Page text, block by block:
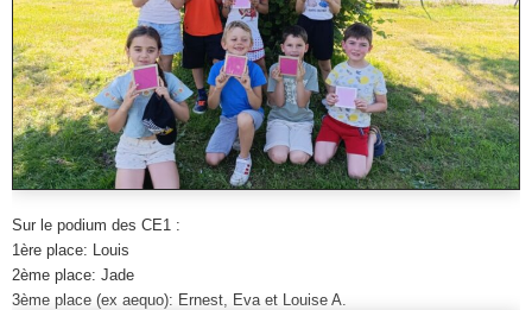
Sur le podium des CE1 :
1ère place: Louis
2ème place: Jade
3ème place (ex aequo): Ernest, Eva et Louise A.